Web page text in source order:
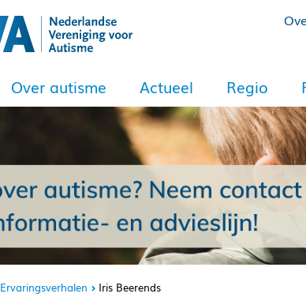
Over autisme Actueel Regio
Ervaringsverhalen Iris Beerends